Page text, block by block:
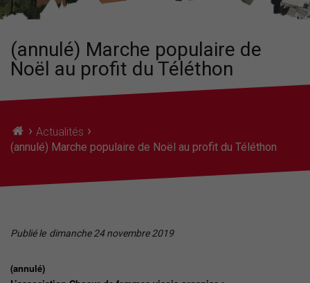
(annulé) Marche populaire de
Noël au profit du Téléthon
› Actualités ›
(annulé) Marche populaire de Noël au profit du Téléthon
Publié le dimanche 24 novembre 2019
(annulé)